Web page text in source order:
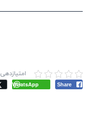
امتیازدهی
Share
WhatsApp